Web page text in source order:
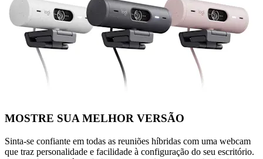
MOSTRE SUA MELHOR VERSÃO
Sinta-se confiante em todas as reuniões híbridas com uma webcam
que traz personalidade e facilidade à configuração do seu escritório.